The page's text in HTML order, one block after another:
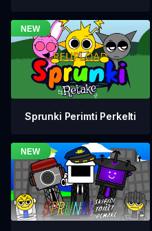
Sprunki Perimti Perkelti